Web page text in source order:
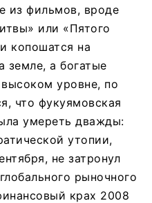
из фильмов, вроде
или «Пятого
копошатся на
земле, а богатые
уровне, по
что фукуямовская
умереть дважды:
утопии,
не затронул
рыночного
крах 2008